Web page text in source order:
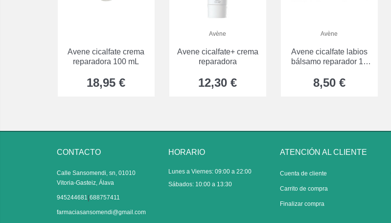
Avene cicalfate crema
reparadora 100 mL
18,95 €
Avène
Avene cicalfate+ crema
reparadora
12,30 €
Avène
Avene cicalfate labios
bálsamo reparador 10
8,50 €
CONTACTO
Calle Sansomendi, sn, 01010
Vitoria-Gasteiz, Álava
945244681|688757411
farmaciasansomendi@gmail.com
HORARIO
Lunes a Viernes: 09:00 a 22:00
Sábados: 10:00 a 13:30
ATENCIÓN AL CLIENTE
Cuenta de cliente
Carrito de compra
Finalizar compra